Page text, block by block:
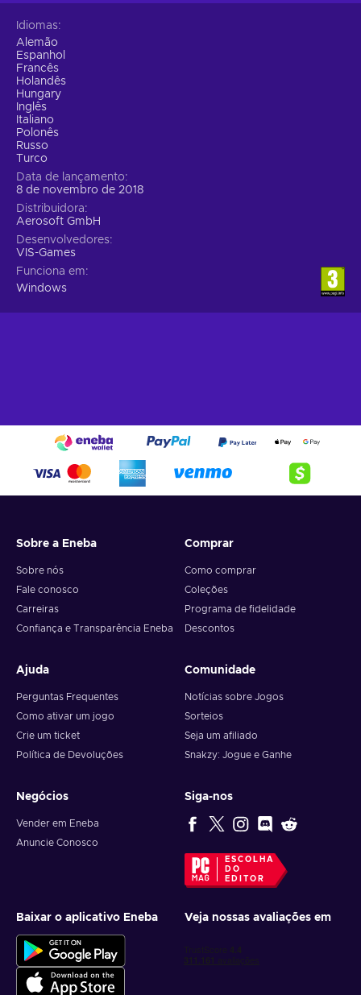
Idiomas
Alemão
Espanhol
Francês
Holandês
Hungary
Inglês
Italiano
Polonês
Russo
Turco
Data de lançamento
8 de novembro de 2018
Distribuidora
Aerosoft GmbH
Desenvolvedores
VIS-Games
Funciona em
Windows
Sobre a Eneba
Sobre nós
Fale conosco
Carreiras
Confiança e Transparência Eneba
Comprar
Como comprar
Coleções
Programa de fidelidade
Descontos
Ajuda
Perguntas Frequentes
Como ativar um jogo
Crie um ticket
Política de Devoluções
Comunidade
Notícias sobre Jogos
Sorteios
Seja um afiliado
Snakzy: Jogue e Ganhe
Negócios
Vender em Eneba
Anuncie Conosco
Siga-nos
ESCOLHA
DO
EDITOR
Baixar o aplicativo Eneba Veja nossas avaliações em